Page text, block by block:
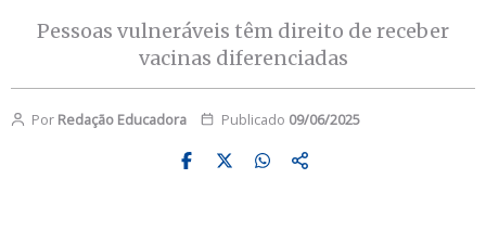
Pessoas vulneráveis têm direito de receber
vacinas diferenciadas
Por Redação Educadora Publicado 09/06/2025